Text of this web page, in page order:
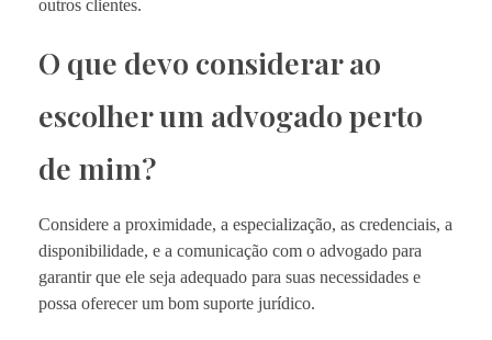
outros clientes.
O que devo considerar ao
escolher um advogado perto
de mim?
Considere a proximidade, a especialização, as credenciais, a
disponibilidade, e a comunicação com o advogado para
garantir que ele seja adequado para suas necessidades e
possa oferecer um bom suporte jurídico.